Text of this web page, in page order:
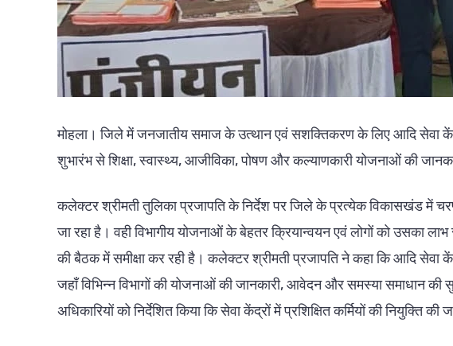
मोहला। जिले में जनजातीय समाज के उत्थान एवं सशक्तिकरण के लिए आदि सेवा
शुभारंभ से शिक्षा, स्वास्थ्य, आजीविका, पोषण और कल्याणकारी योजनाओं की
कलेक्टर श्रीमती तुलिका प्रजापति के निर्देश पर जिले के प्रत्येक विकासखंड में
जा रहा है। वही विभागीय योजनाओं के बेहतर क्रियान्वयन एवं लोगों को उसका
की बैठक में समीक्षा कर रही है। कलेक्टर श्रीमती प्रजापति ने कहा कि आदि सेवा
जहाँ विभिन्न विभागों की योजनाओं की जानकारी, आवेदन और समस्या समाधान की
अधिकारियों को निर्देशित किया कि सेवा केंद्रों में प्रशिक्षित कर्मियों की नियुक्ति